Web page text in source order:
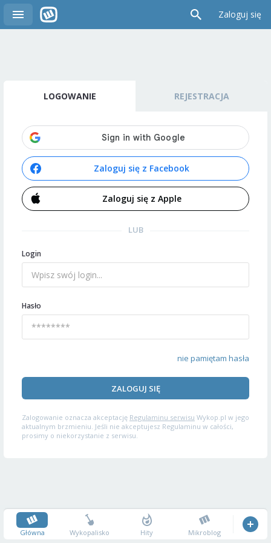
Zaloguj się
LOGOWANIE REJESTRACJA
Zaloguj się z Facebook
Zaloguj się z Apple
LUB
Login
Hasło
nie pamiętam hasła
ZALOGUJ SIĘ
Zalogowanie oznacza akceptację Regulaminu serwisu Wykop.pl w jego
aktualnym brzmieniu. Jeśli nie akceptujesz Regulaminu w całości,
prosimy o niekorzystanie z serwisu.
Główna Wykopalisko Hity Mikroblog